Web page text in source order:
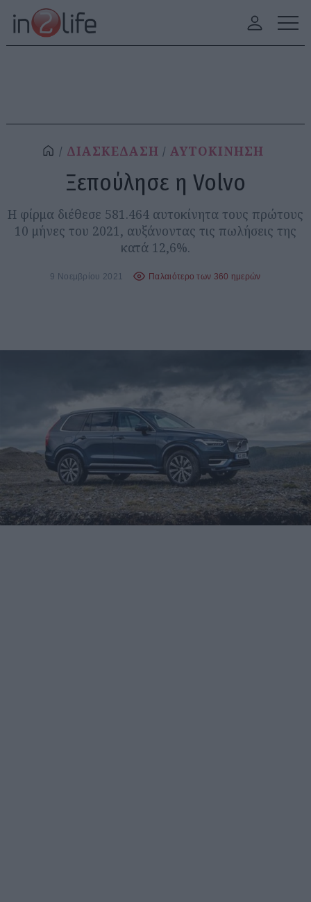
ΔΙΑΣΚΕΔΑΣΗ ΑΥΤΟΚΙΝΗΣΗ
Ξεπούλησε η Volvo
H φίρμα διέθεσε 581.464 αυτοκίνητα τους πρώτους
10 μήνες του 2021, αυξάνοντας τις πωλήσεις της
κατά 12,6%.
9 Νοεμβρίου 2021 Παλαιότερο των 360 ημερών